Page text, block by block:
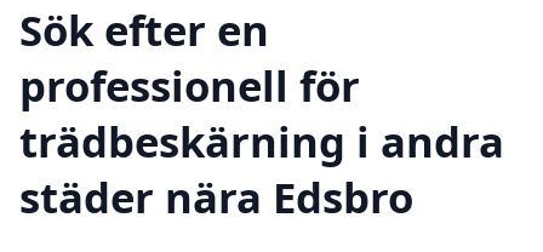
Sök efter en
professionell för
trädbeskärning i andra
städer nära Edsbro